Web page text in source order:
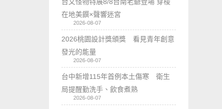
在地美饌×聲響迷宮
2026-08-07
2026桃園設計獎頒獎 看見青年創意
發光的能量
2026-08-07
台中新增115年首例本土傷寒 衛生
局提醒勤洗手、飲食煮熟
2026-08-07